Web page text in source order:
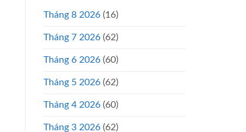
Tháng 8 2026 (16)
Tháng 7 2026 (62)
Tháng 6 2026 (60)
Tháng 5 2026 (62)
Tháng 4 2026 (60)
Tháng 3 2026 (62)